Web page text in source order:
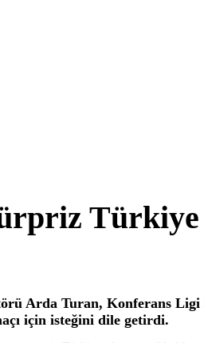
Türkiye
Arda Turan, Konferans Ligi
için isteğini dile getirdi.